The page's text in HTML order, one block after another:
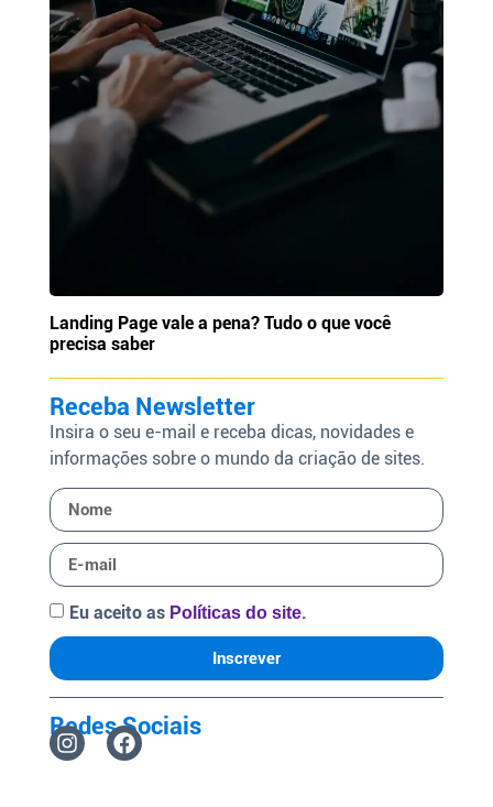
Landing Page vale a pena? Tudo o que você
precisa saber
Receba Newsletter
Insira o seu e-mail e receba dicas, novidades e
informações sobre o mundo da criação de sites.
Eu aceito as Políticas do site.
Inscrever
Redes Sociais